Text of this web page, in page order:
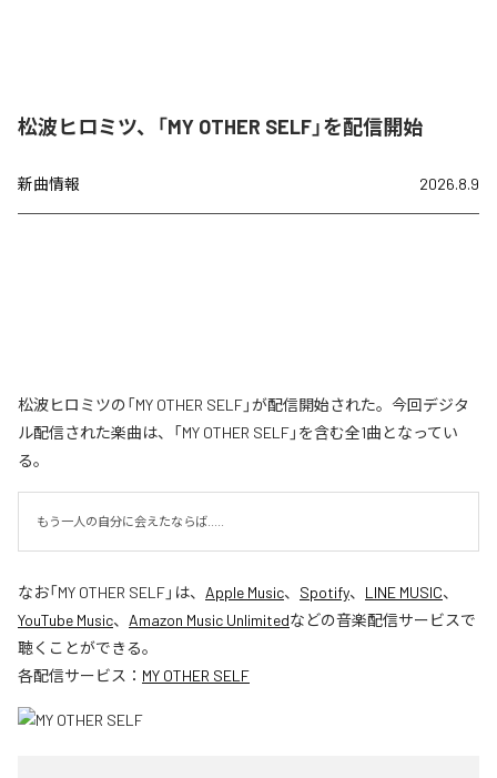
松波ヒロミツ、「MY OTHER SELF」を配信開始
新曲情報 2026.8.9
松波ヒロミツの「MY OTHER SELF」が配信開始された。今回デジタ
ル配信された楽曲は、「MY OTHER SELF」を含む全1曲となってい
る。
もう一人の自分に会えたならば.....
なお「MY OTHER SELF」は、 Apple Music、 Spotify、 LINE MUSIC、
YouTube Music、 Amazon Music Unlimitedなどの音楽配信サービスで
聴くことができる。
各配信サービス： MY OTHER SELF